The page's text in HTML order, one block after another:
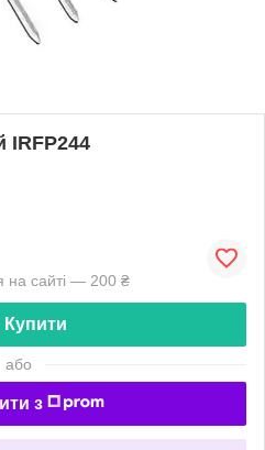
IRFP244
на сайті — 200 ₴
Купити
або
з